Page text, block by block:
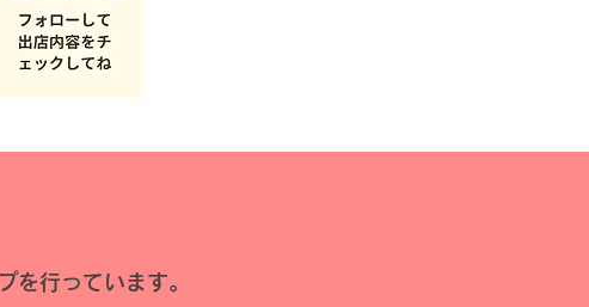
を行っています。